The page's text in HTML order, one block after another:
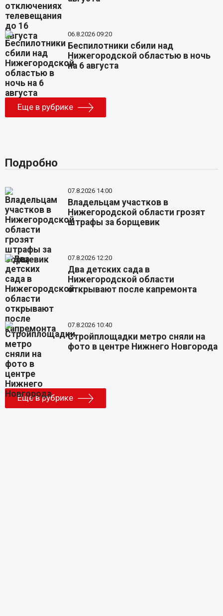
06.8.2026 09:20
Беспилотники сбили над
Нижегородской областью в ночь
на 6 августа
Еще в рубрике
Подробно
07.8.2026 14:00
Владельцам участков в
Нижегородской области грозят
штрафы за борщевик
07.8.2026 12:20
Два детских сада в
Нижегородской области
открывают после капремонта
07.8.2026 10:40
Стройплощадки метро сняли на
фото в центре Нижнего Новгорода
Еще в рубрике